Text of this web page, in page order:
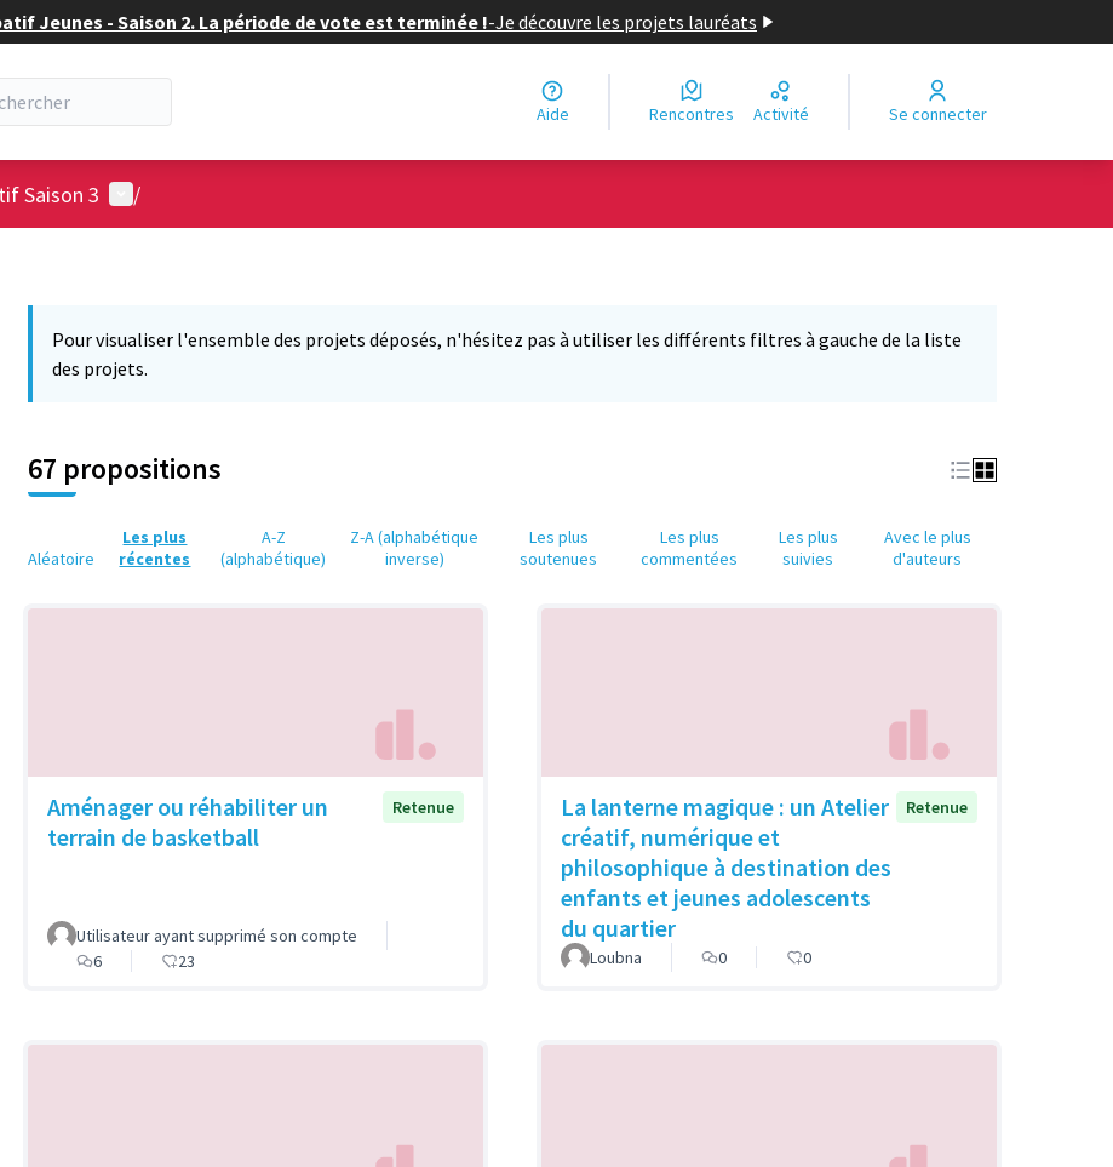
Jeunes - Saison 2. La période de vote est terminée !-Je découvre les projets lauréats
Aide Rencontres Activité Se connecter
Saison 3 Menu utilisateur
/
Pour visualiser l'ensemble des projets déposés, n'hésitez pas à utiliser les différents filtres à gauche de la liste
des projets.
67 propositions
Aléatoire
Les plus
récentes
A-Z
(alphabétique)
Z-A (alphabétique
inverse)
Les plus
soutenues
Les plus
commentées
Les plus
suivies
Avec le plus
d'auteurs
Aménager ou réhabiliter un
terrain de basketball
Retenue
Utilisateur ayant supprimé son compte
6
23
La lanterne magique : un Atelier
créatif, numérique et
philosophique à destination des
enfants et jeunes adolescents
du quartier
Retenue
Loubna 0 0